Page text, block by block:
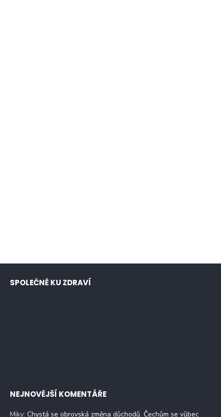
SPOLEČNĚ KU ZDRAVÍ
NEJNOVĚJŠÍ KOMENTÁŘE
Miky: Chystá se obrovská změna důchodů. Čechům se vůbec